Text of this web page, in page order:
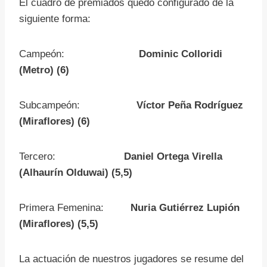
El cuadro de premiados quedó configurado de la
siguiente forma:
Campeón: Dominic Colloridi
(Metro) (6)
Subcampeón: Víctor Peña Rodríguez
(Miraflores) (6)
Tercero: Daniel Ortega Virella
(Alhaurín Olduwai) (5,5)
Primera Femenina: Nuria Gutiérrez Lupión
(Miraflores) (5,5)
La actuación de nuestros jugadores se resume del